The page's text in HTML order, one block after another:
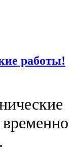
работы!